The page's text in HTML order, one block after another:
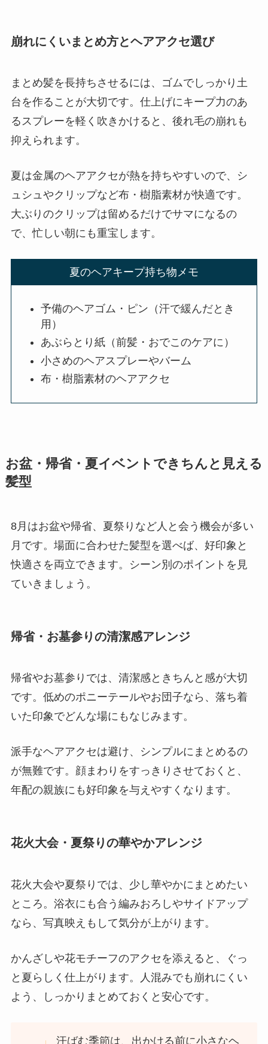
崩れにくいまとめ方とヘアアクセ選び
まとめ髪を長持ちさせるには、ゴムでしっかり土
台を作ることが大切です。仕上げにキープ力のあ
るスプレーを軽く吹きかけると、後れ毛の崩れも
抑えられます。
夏は金属のヘアアクセが熱を持ちやすいので、シ
ュシュやクリップなど布・樹脂素材が快適です。
大ぶりのクリップは留めるだけでサマになるの
で、忙しい朝にも重宝します。
夏のヘアキープ持ち物メモ
予備のヘアゴム・ピン（汗で緩んだとき
用）
あぶらとり紙（前髪・おでこのケアに）
小さめのヘアスプレーやバーム
布・樹脂素材のヘアアクセ
お盆・帰省・夏イベントできちんと見える
髪型
8月はお盆や帰省、夏祭りなど人と会う機会が多い
月です。場面に合わせた髪型を選べば、好印象と
快適さを両立できます。シーン別のポイントを見
ていきましょう。
帰省・お墓参りの清潔感アレンジ
帰省やお墓参りでは、清潔感ときちんと感が大切
です。低めのポニーテールやお団子なら、落ち着
いた印象でどんな場にもなじみます。
派手なヘアアクセは避け、シンプルにまとめるの
が無難です。顔まわりをすっきりさせておくと、
年配の親族にも好印象を与えやすくなります。
花火大会・夏祭りの華やかアレンジ
花火大会や夏祭りでは、少し華やかにまとめたい
ところ。浴衣にも合う編みおろしやサイドアップ
なら、写真映えもして気分が上がります。
かんざしや花モチーフのアクセを添えると、ぐっ
と夏らしく仕上がります。人混みでも崩れにくい
よう、しっかりまとめておくと安心です。
汗ばむ季節は、出かける前に小さなヘ